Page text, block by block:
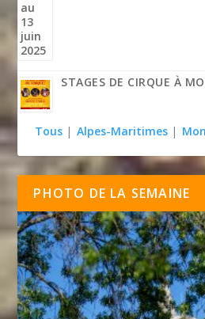
STAGES DE CIRQUE À
Tous | Alpes-Maritimes |
PHOTO DE LA SEMAINE